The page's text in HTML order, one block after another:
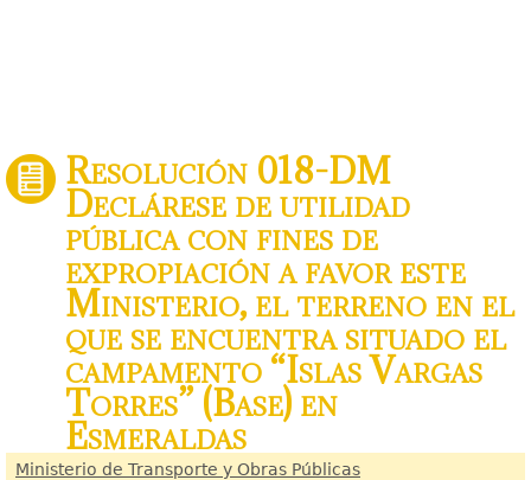
Resolución 018-DM
Declárese de utilidad
pública con fines de
expropiación a favor este
Ministerio, el terreno en el
que se encuentra situado el
campamento “Islas Vargas
Torres” (Base) en
Esmeraldas
Ministerio de Transporte y Obras Públicas